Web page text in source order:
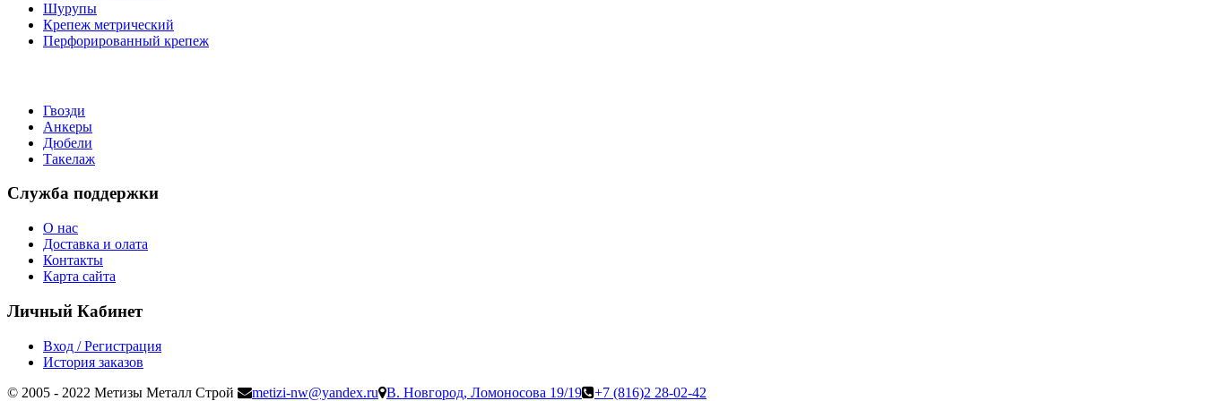
Шурупы
Крепеж метрический
Перфорированный крепеж
Гвозди
Анкеры
Дюбели
Такелаж
Служба поддержки
О нас
Доставка и олата
Контакты
Карта сайта
Личный Кабинет
Вход / Регистрация
История заказов
© 2005 - 2022 Метизы Металл Строй
metizi-nw@yandex.ru В. Новгород, Ломоносова 19/19 +7 (816)2 28-02-42